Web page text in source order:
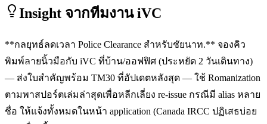
Insight จากทีมงาน iVC
**กลยุทธ์ลดเวลา Police Clearance สำหรับชัยนาท.** จองคิว
พิมพ์ลายนิ้วมือกับ iVC ที่บ้าน/ออฟฟิศ (ประหยัด 2 วันเดินทาง)
— ส่งใบสำคัญพร้อม TM30 ที่อัปเดตหลังสุด — ใช้ Romanization
ตามพาสปอร์ตเล่มล่าสุดเพื่อหลีกเลี่ยง re-issue กรณีมี alias หลาย
ชื่อ ให้แจ้งทั้งหมดในหน้า application (Canada IRCC ปฏิเสธบ่อย